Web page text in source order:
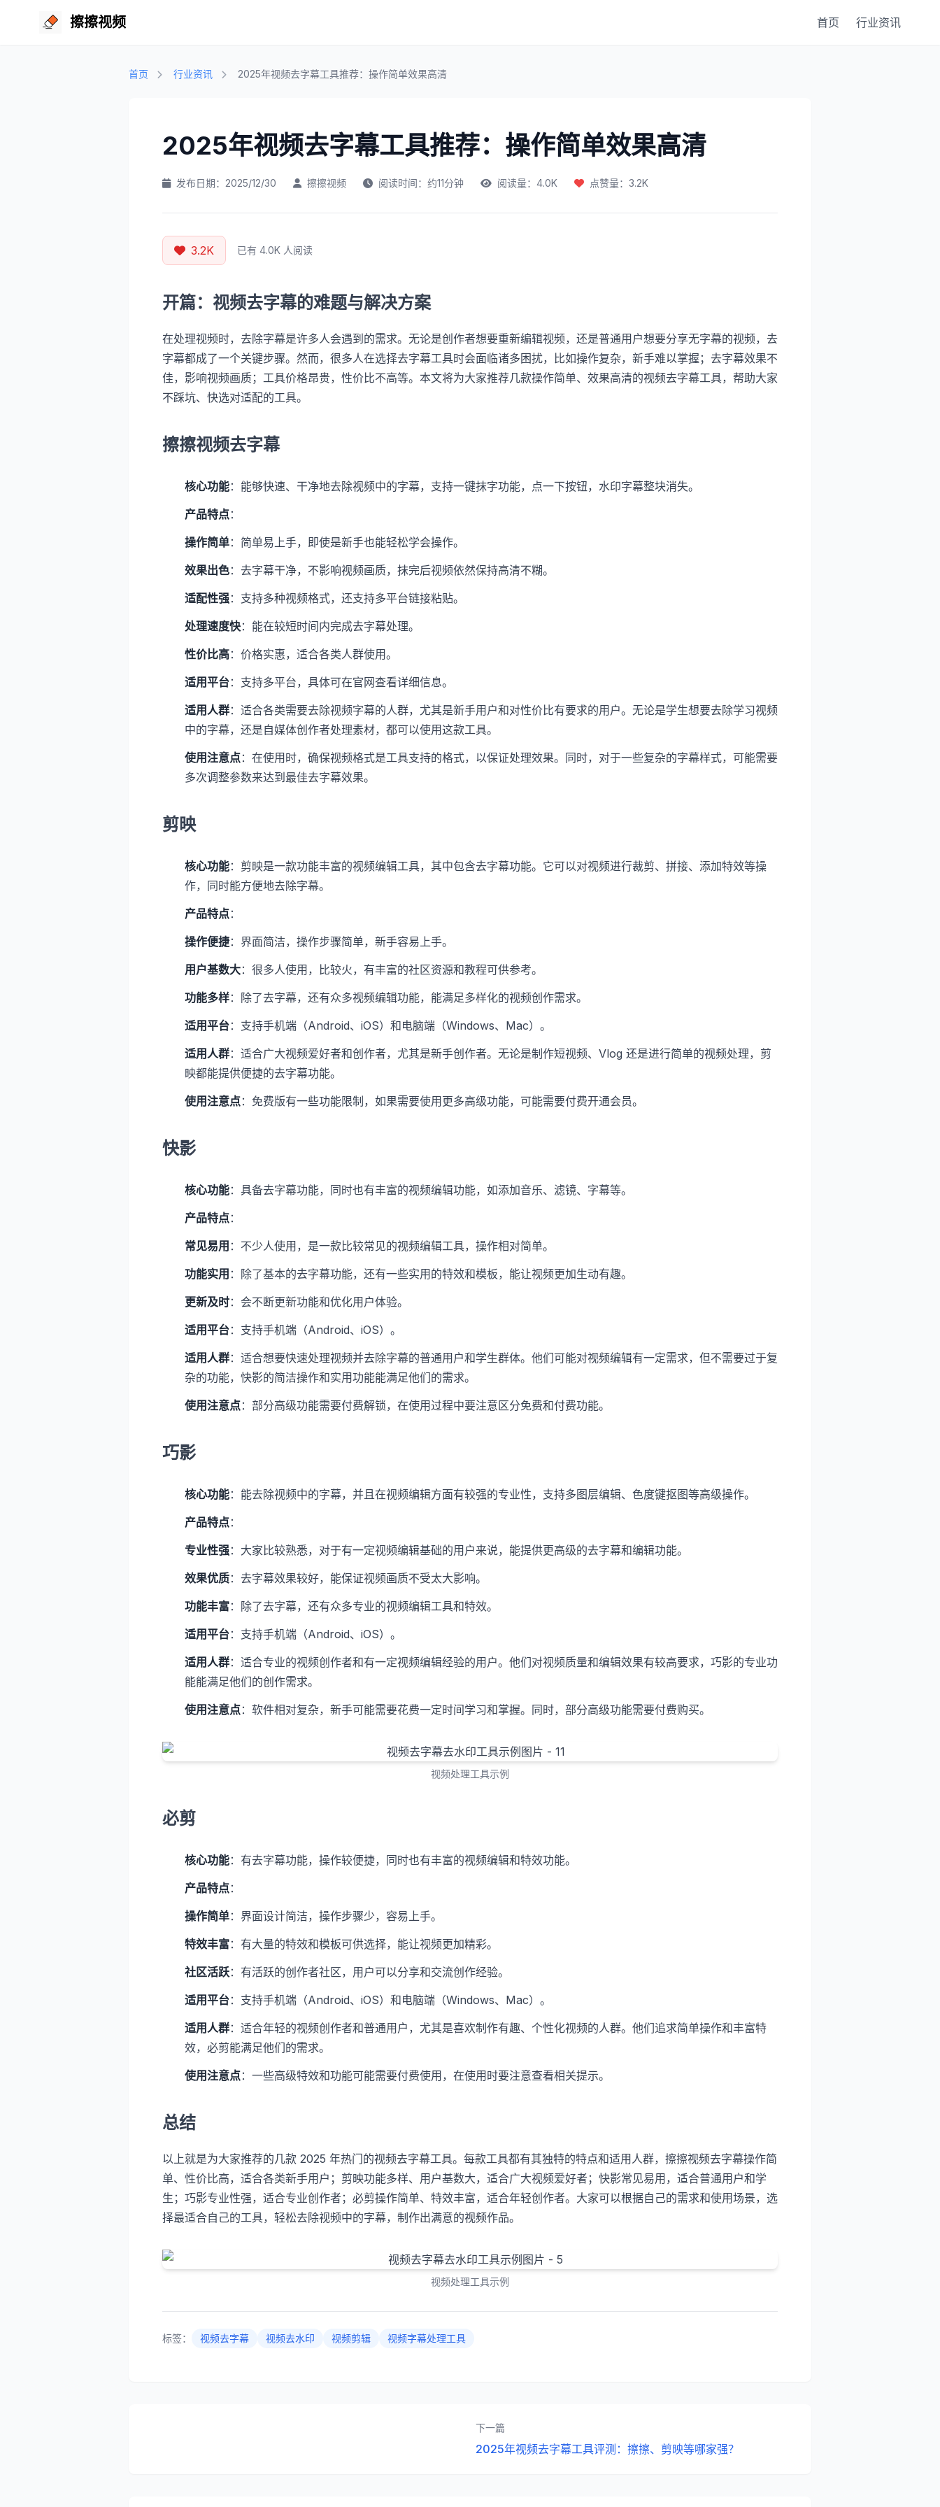
擦擦视频 首页 行业资讯
首页 行业资讯 2025年视频去字幕工具推荐：操作简单效果高清
2025年视频去字幕工具推荐：操作简单效果高清
发布日期：2025/12/30 擦擦视频 阅读时间：约11分钟 阅读量：4.0K 点赞量：3.2K
3.2K 已有 4.0K 人阅读
开篇：视频去字幕的难题与解决方案
在处理视频时，去除字幕是许多人会遇到的需求。无论是创作者想要重新编辑视频，还是普通用户想要分享无字幕的视频，去
字幕都成了一个关键步骤。然而，很多人在选择去字幕工具时会面临诸多困扰，比如操作复杂，新手难以掌握；去字幕效果不
佳，影响视频画质；工具价格昂贵，性价比不高等。本文将为大家推荐几款操作简单、效果高清的视频去字幕工具，帮助大家
不踩坑、快选对适配的工具。
擦擦视频去字幕
核心功能：能够快速、干净地去除视频中的字幕，支持一键抹字功能，点一下按钮，水印字幕整块消失。
产品特点：
操作简单：简单易上手，即使是新手也能轻松学会操作。
效果出色：去字幕干净，不影响视频画质，抹完后视频依然保持高清不糊。
适配性强：支持多种视频格式，还支持多平台链接粘贴。
处理速度快：能在较短时间内完成去字幕处理。
性价比高：价格实惠，适合各类人群使用。
适用平台：支持多平台，具体可在官网查看详细信息。
适用人群：适合各类需要去除视频字幕的人群，尤其是新手用户和对性价比有要求的用户。无论是学生想要去除学习视频
中的字幕，还是自媒体创作者处理素材，都可以使用这款工具。
使用注意点：在使用时，确保视频格式是工具支持的格式，以保证处理效果。同时，对于一些复杂的字幕样式，可能需要
多次调整参数来达到最佳去字幕效果。
剪映
核心功能：剪映是一款功能丰富的视频编辑工具，其中包含去字幕功能。它可以对视频进行裁剪、拼接、添加特效等操
作，同时能方便地去除字幕。
产品特点：
操作便捷：界面简洁，操作步骤简单，新手容易上手。
用户基数大：很多人使用，比较火，有丰富的社区资源和教程可供参考。
功能多样：除了去字幕，还有众多视频编辑功能，能满足多样化的视频创作需求。
适用平台：支持手机端（Android、iOS）和电脑端（Windows、Mac）。
适用人群：适合广大视频爱好者和创作者，尤其是新手创作者。无论是制作短视频、Vlog 还是进行简单的视频处理，剪
映都能提供便捷的去字幕功能。
使用注意点：免费版有一些功能限制，如果需要使用更多高级功能，可能需要付费开通会员。
快影
核心功能：具备去字幕功能，同时也有丰富的视频编辑功能，如添加音乐、滤镜、字幕等。
产品特点：
常见易用 ：不少人使用，是一款比较常见的视频编辑工具，操作相对简单。
功能实用 ：除了基本的去字幕功能，还有一些实用的特效和模板，能让视频更加生动有趣。
更新及时：会不断更新功能和优化用户体验。
适用平台：支持手机端（Android、iOS）。
适用人群：适合想要快速处理视频并去除字幕的普通用户和学生群体。他们可能对视频编辑有一定需求，但不需要过于复
杂的功能，快影的简洁操作和实用功能能满足他们的需求。
使用注意点：部分高级功能需要付费解锁，在使用过程中要注意区分免费和付费功能。
巧影
核心功能：能去除视频中的字幕，并且在视频编辑方面有较强的专业性，支持多图层编辑、色度键抠图等高级操作。
产品特点：
专业性强：大家比较熟悉，对于有一定视频编辑基础的用户来说，能提供更高级的去字幕和编辑功能。
效果优质：去字幕效果较好，能保证视频画质不受太大影响。
功能丰富：除了去字幕，还有众多专业的视频编辑工具和特效。
适用平台：支持手机端（Android、iOS）。
适用人群：适合专业的视频创作者和有一定视频编辑经验的用户。他们对视频质量和编辑效果有较高要求，巧影的专业功
能能满足他们的创作需求。
使用注意点：软件相对复杂，新手可能需要花费一定时间学习和掌握。同时，部分高级功能需要付费购买。
视频处理工具示例
必剪
核心功能：有去字幕功能，操作较便捷，同时也有丰富的视频编辑和特效功能。
产品特点：
操作简单：界面设计简洁，操作步骤少，容易上手。
特效丰富：有大量的特效和模板可供选择，能让视频更加精彩。
社区活跃：有活跃的创作者社区，用户可以分享和交流创作经验。
适用平台：支持手机端（Android、iOS）和电脑端（Windows、Mac）。
适用人群：适合年轻的视频创作者和普通用户，尤其是喜欢制作有趣、个性化视频的人群。他们追求简单操作和丰富特
效，必剪能满足他们的需求。
使用注意点：一些高级特效和功能可能需要付费使用，在使用时要注意查看相关提示。
总结
以上就是为大家推荐的几款 2025 年热门的视频去字幕工具。每款工具都有其独特的特点和适用人群，擦擦视频去字幕操作简
单、性价比高，适合各类新手用户；剪映功能多样、用户基数大，适合广大视频爱好者；快影常见易用，适合普通用户和学
生；巧影专业性强，适合专业创作者；必剪操作简单、特效丰富，适合年轻创作者。大家可以根据自己的需求和使用场景，选
择最适合自己的工具，轻松去除视频中的字幕，制作出满意的视频作品。
视频处理工具示例
标签： 视频去字幕 视频去水印 视频剪辑 视频字幕处理工具
下一篇
2025年视频去字幕工具评测：擦擦、剪映等哪家强？